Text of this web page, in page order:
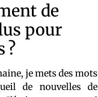
de
pour
?
je mets des mots
de nouvelles de